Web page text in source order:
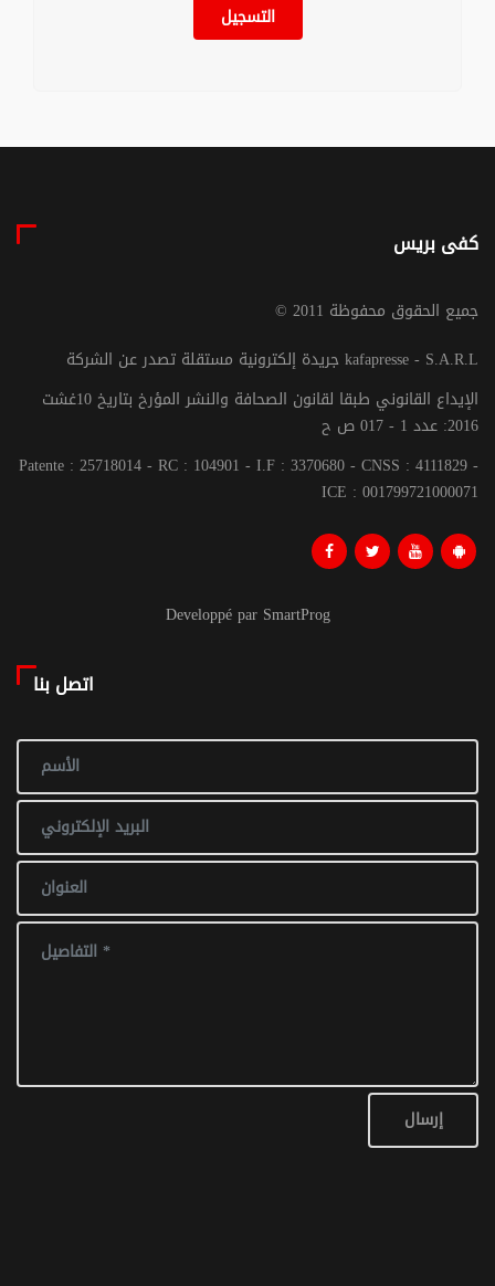
التسجيل
كفى بريس
© جميع الحقوق محفوظة 2011
جريدة إلكترونية مستقلة تصدر عن الشركة kafapresse - S.A.R.L
الإيداع القانوني طبقا لقانون الصحافة والنشر المؤرخ بتاريخ 10غشت
2016: عدد 1 - 017 ص ح
Patente : 25718014 - RC : 104901 - I.F : 3370680 - CNSS : 4111829 -
ICE : 001799721000071
Developpé par SmartProg
اتصل بنا